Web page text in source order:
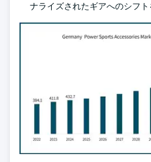
ナライズされたギアへのシフト